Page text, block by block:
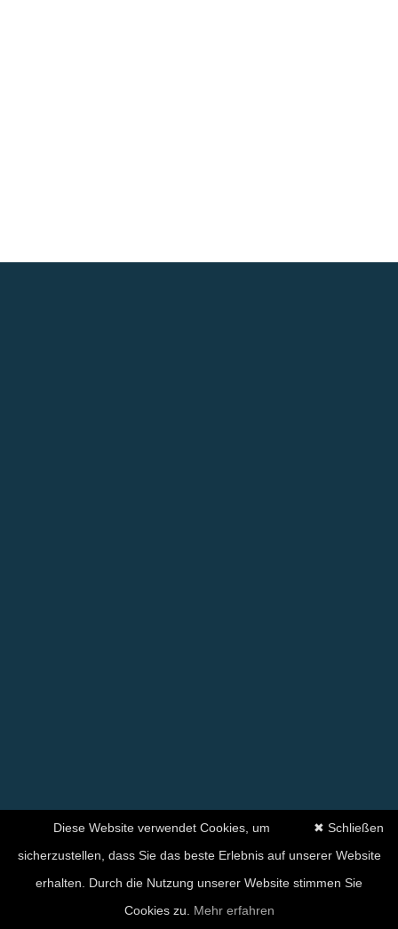
✖ Schließen
Diese Website verwendet Cookies, um
sicherzustellen, dass Sie das beste Erlebnis auf unserer Website
erhalten. Durch die Nutzung unserer Website stimmen Sie
Cookies zu. Mehr erfahren